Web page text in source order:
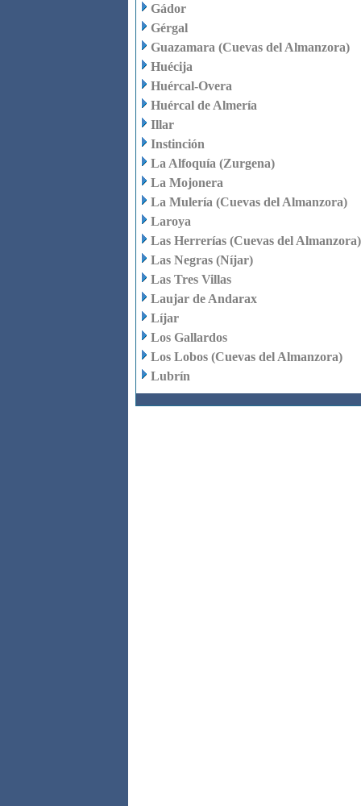
Gádor
Gérgal
Guazamara (Cuevas del Almanzora)
Huécija
Huércal-Overa
Huércal de Almería
Illar
Instinción
La Alfoquía (Zurgena)
La Mojonera
La Mulería (Cuevas del Almanzora)
Laroya
Las Herrerías (Cuevas del Almanzora)
Las Negras (Níjar)
Las Tres Villas
Laujar de Andarax
Líjar
Los Gallardos
Los Lobos (Cuevas del Almanzora)
Lubrín